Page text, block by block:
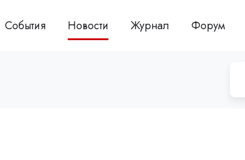
События Новости Журнал Форум